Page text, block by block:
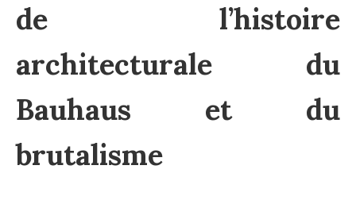
de l’histoire
architecturale du
Bauhaus et du
brutalisme